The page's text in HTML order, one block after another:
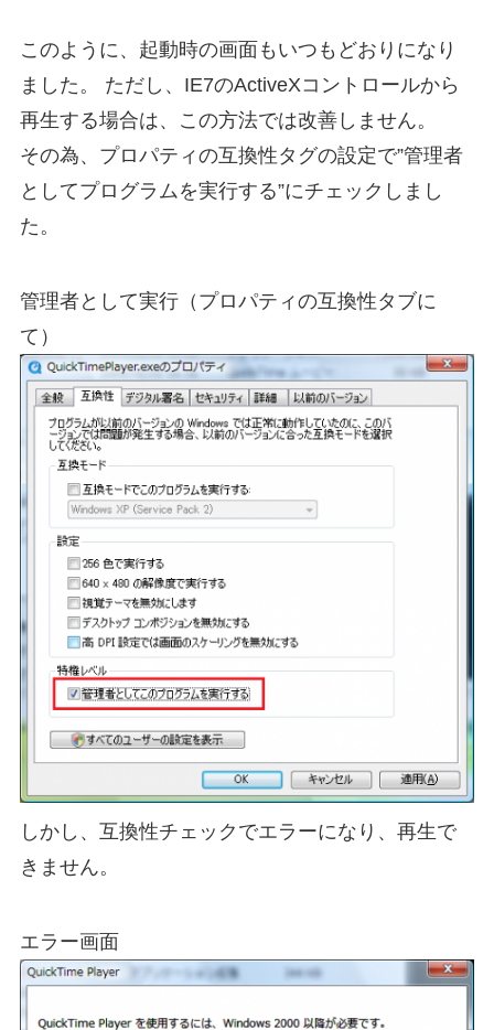
このように、起動時の画面もいつもどおりになり
ました。 ただし、IE7のActiveXコントロールから
再生する場合は、この方法では改善しません。
その為、プロパティの互換性タグの設定で”管理者
としてプログラムを実行する”にチェックしまし
た。
管理者として実行（プロパティの互換性タブに
て）
しかし、互換性チェックでエラーになり、再生で
きません。
エラー画面